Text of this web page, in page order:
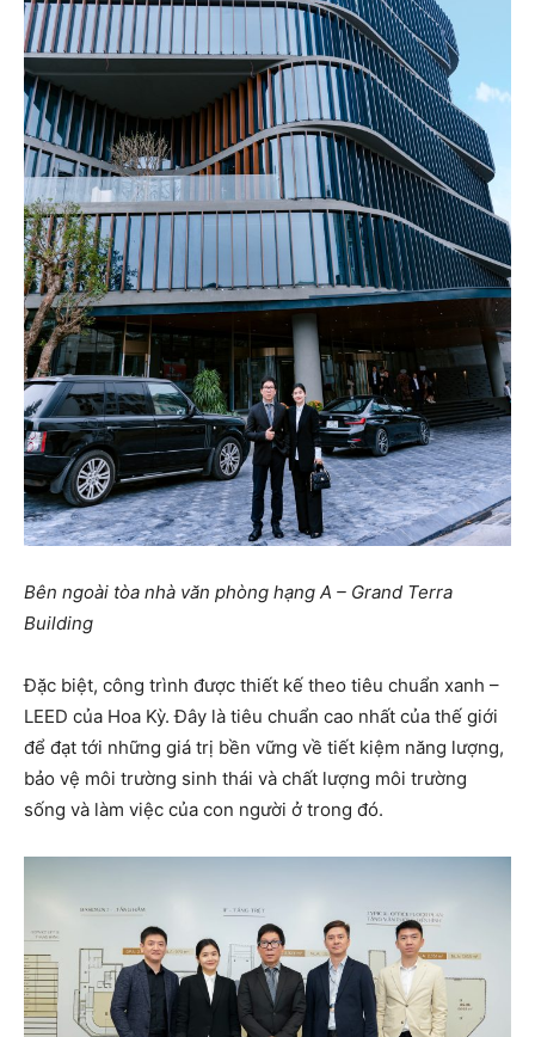
Bên ngoài tòa nhà văn phòng hạng A – Grand Terra
Building
Đặc biệt, công trình được thiết kế theo tiêu chuẩn xanh –
LEED của Hoa Kỳ. Đây là tiêu chuẩn cao nhất của thế giới
để đạt tới những giá trị bền vững về tiết kiệm năng lượng,
bảo vệ môi trường sinh thái và chất lượng môi trường
sống và làm việc của con người ở trong đó.